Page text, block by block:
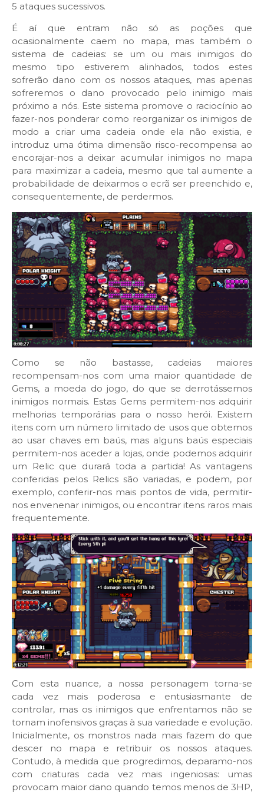
5 ataques sucessivos.
É aí que entram não só as poções que
ocasionalmente caem no mapa, mas também o
sistema de cadeias: se um ou mais inimigos do
mesmo tipo estiverem alinhados, todos estes
sofrerão dano com os nossos ataques, mas apenas
sofreremos o dano provocado pelo inimigo mais
próximo a nós. Este sistema promove o raciocínio ao
fazer-nos ponderar como reorganizar os inimigos de
modo a criar uma cadeia onde ela não existia, e
introduz uma ótima dimensão risco-recompensa ao
encorajar-nos a deixar acumular inimigos no mapa
para maximizar a cadeia, mesmo que tal aumente a
probabilidade de deixarmos o ecrã ser preenchido e,
consequentemente, de perdermos.
Como se não bastasse, cadeias maiores
recompensam-nos com uma maior quantidade de
Gems, a moeda do jogo, do que se derrotássemos
inimigos normais. Estas Gems permitem-nos adquirir
melhorias temporárias para o nosso herói. Existem
itens com um número limitado de usos que obtemos
ao usar chaves em baús, mas alguns baús especiais
permitem-nos aceder a lojas, onde podemos adquirir
um Relic que durará toda a partida! As vantagens
conferidas pelos Relics são variadas, e podem, por
exemplo, conferir-nos mais pontos de vida, permitir-
nos envenenar inimigos, ou encontrar itens raros mais
frequentemente.
Com esta nuance, a nossa personagem torna-se
cada vez mais poderosa e entusiasmante de
controlar, mas os inimigos que enfrentamos não se
tornam inofensivos graças à sua variedade e evolução.
Inicialmente, os monstros nada mais fazem do que
descer no mapa e retribuir os nossos ataques.
Contudo, à medida que progredimos, deparamo-nos
com criaturas cada vez mais ingeniosas: umas
provocam maior dano quando temos menos de 3HP,